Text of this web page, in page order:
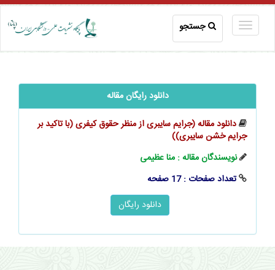
جستجو
دانلود رایگان مقاله
دانلود مقاله (جرایم سایبری از منظر حقوق کیفری (با تاکید بر
جرایم خشن سایبری))
نویسندگان مقاله : منا عظیمی
تعداد صفحات : 17 صفحه